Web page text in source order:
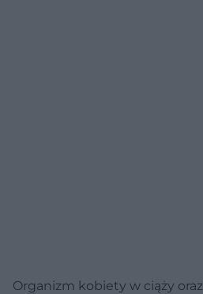
Organizm kobiety w ciąży